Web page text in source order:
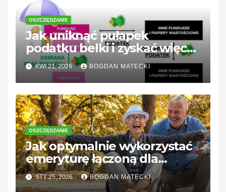
OSZCZĘDZANIE
Jak uniknąć pułapek
podatku belki i zyskać więcej
ze swoich oszczędności?
KWI 21, 2026 BOGDAN MATECKI
OSZCZĘDZANIE
Jak optymalnie wykorzystać
emeryturę łączoną dla
lepszej przyszłości
finansowej?
STY 25, 2026 BOGDAN MATECKI